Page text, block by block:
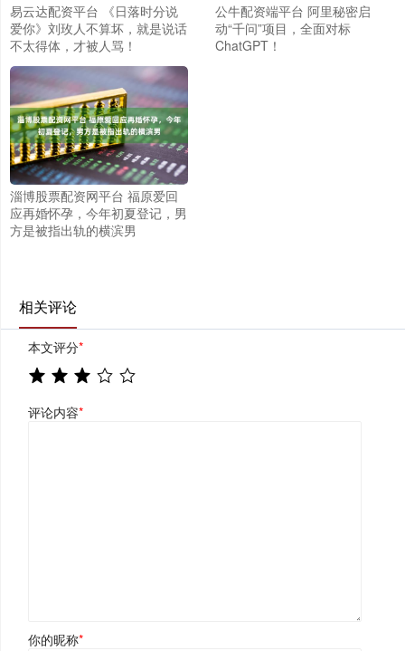
易云达配资平台 《日落时分说
爱你》刘玫人不算坏，就是说话
不太得体，才被人骂！
公牛配资端平台 阿里秘密启
动“千问”项目，全面对标
ChatGPT！
淄博股票配资网平台 福原爱回
应再婚怀孕，今年初夏登记，男
方是被指出轨的横滨男
相关评论
本文评分*
评论内容*
你的昵称*